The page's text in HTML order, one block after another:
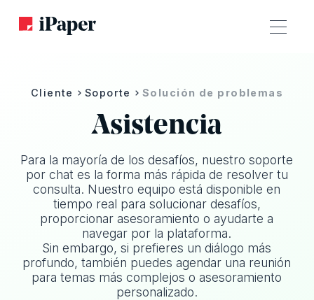
Cliente Soporte Solución de problemas
Asistencia
Para la mayoría de los desafíos, nuestro soporte
por chat es la forma más rápida de resolver tu
consulta. Nuestro equipo está disponible en
tiempo real para solucionar desafíos,
proporcionar asesoramiento o ayudarte a
navegar por la plataforma.
Sin embargo, si prefieres un diálogo más
profundo, también puedes agendar una reunión
para temas más complejos o asesoramiento
personalizado.